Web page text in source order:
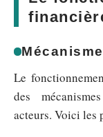
Le
des
acteurs. Voici les